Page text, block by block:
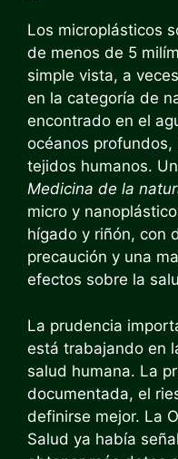
Los microplásticos
de menos de 5
simple vista, a
en la categoría de
encontrado en el
océanos
tejidos humanos.
Medicina de la
micro y
hígado y riñón, con
precaución y una
efectos sobre la
La prudencia
está trabajando en
salud humana. La
documentada, el
definirse mejor. La
Salud ya había